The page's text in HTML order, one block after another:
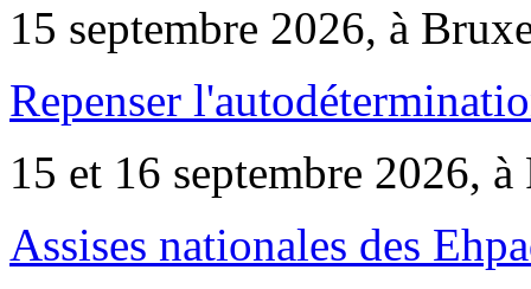
15 septembre 2026, à
Repenser
15 et 16 septembre 2026, à
Assises nationales des